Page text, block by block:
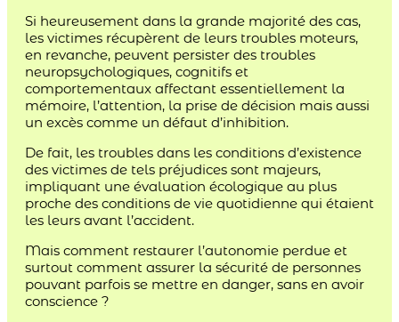
Si heureusement dans la grande majorité des cas,
les victimes récupèrent de leurs troubles moteurs,
en revanche, peuvent persister des troubles
neuropsychologiques, cognitifs et
comportementaux affectant essentiellement la
mémoire, l’attention, la prise de décision mais aussi
un excès comme un défaut d’inhibition.
De fait, les troubles dans les conditions d’existence
des victimes de tels préjudices sont majeurs,
impliquant une évaluation écologique au plus
proche des conditions de vie quotidienne qui étaient
les leurs avant l’accident.
Mais comment restaurer l’autonomie perdue et
surtout comment assurer la sécurité de personnes
pouvant parfois se mettre en danger, sans en avoir
conscience ?